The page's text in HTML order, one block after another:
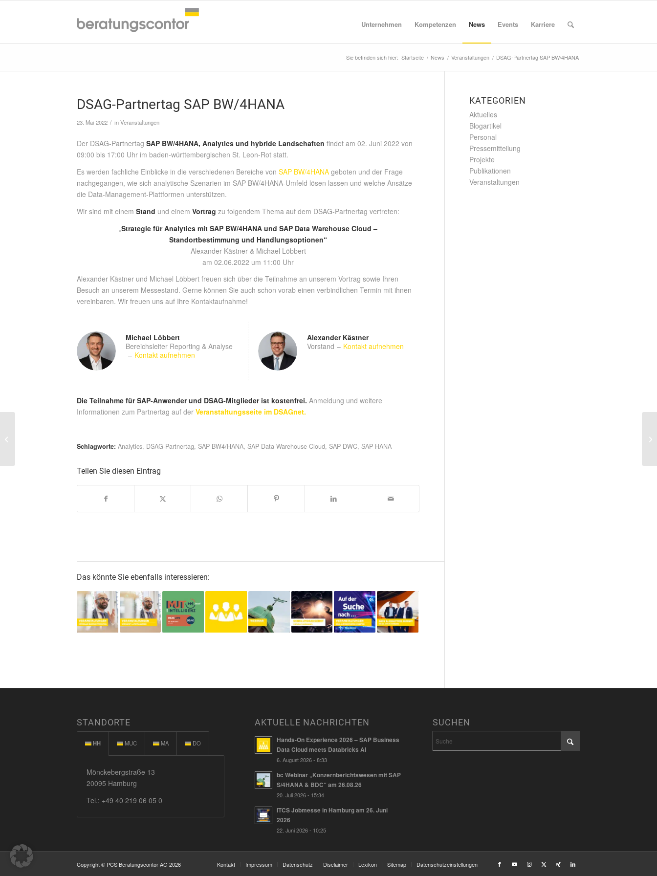
Unternehmen Kompetenzen News Events Karriere
Sie befinden sich hier: Startseite / News / Veranstaltungen / DSAG-Partnertag SAP BW/4HANA
DSAG-Partnertag SAP BW/4HANA
23. Mai 2022 / inVeranstaltungen
Der DSAG-Partnertag SAP BW/4HANA, Analytics und hybride Landschaften findet am 02. Juni 2022 von
09:00 bis 17:00 Uhr im baden-württembergischen St. Leon-Rot statt.
Es werden fachliche Einblicke in die verschiedenen Bereiche von SAP BW/4HANA geboten und der Frage
nachgegangen, wie sich analytische Szenarien im SAP BW/4HANA-Umfeld lösen lassen und welche Ansätze
die Data-Management-Plattformen unterstützen.
Wir sind mit einem Stand und einem Vortrag zu folgendem Thema auf dem DSAG-Partnertag vertreten:
„Strategie für Analytics mit SAP BW/4HANA und SAP Data Warehouse Cloud –
Standortbestimmung und Handlungsoptionen“
Alexander Kästner & Michael Löbbert
am 02.06.2022 um 11:00 Uhr
Alexander Kästner und Michael Löbbert freuen sich über die Teilnahme an unserem Vortrag sowie Ihren
Besuch an unserem Messestand. Gerne können Sie auch schon vorab einen verbindlichen Termin mit ihnen
vereinbaren. Wir freuen uns auf Ihre Kontaktaufnahme!
Michael Löbbert
Bereichsleiter Reporting & Analyse
– Kontakt aufnehmen
Alexander Kästner
Vorstand – Kontakt aufnehmen
Die Teilnahme für SAP-Anwender und DSAG-Mitglieder ist kostenfrei. Anmeldung und weitere
Informationen zum Partnertag auf der Veranstaltungsseite im DSAGnet.
Schlagworte: Analytics, DSAG-Partnertag, SAP BW4/HANA, SAP Data Warehouse Cloud, SAP DWC, SAP HANA
Teilen Sie diesen Eintrag
Das könnte Sie ebenfalls interessieren:
KATEGORIEN
Aktuelles
Blogartikel
Personal
Pressemitteilung
Projekte
Publikationen
Veranstaltungen
STANDORTE
HH MUC MA DO
Mönckebergstraße 13
20095 Hamburg
Tel.: +49 40 219 06 05 0
AKTUELLE NACHRICHTEN
Hands-On Experience 2026 – SAP Business
Data Cloud meets Databricks AI
6. August 2026 - 8:33
bc Webinar „Konzernberichtswesen mit SAP
S/4HANA & BDC“ am 26.08.26
20. Juli 2026 - 15:34
ITCS Jobmesse in Hamburg am 26. Juni
2026
22. Juni 2026 - 10:25
SUCHEN
Copyright © PCS Beratungscontor AG 2026 Kontakt Impressum Datenschutz Disclaimer Lexikon Sitemap Datenschutzeinstellungen
Together in Mannheim